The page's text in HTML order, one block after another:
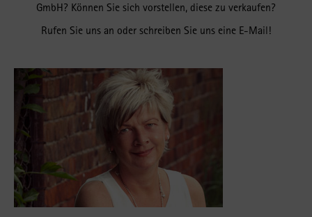
GmbH? Können Sie sich vorstellen, diese zu verkaufen?
Rufen Sie uns an oder schreiben Sie uns eine E-Mail!